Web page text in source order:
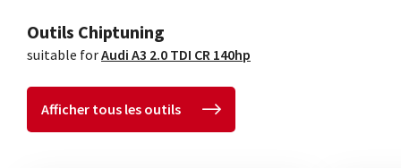
Outils Chiptuning
suitable forAudi A3 2.0 TDI CR 140hp
Afficher tous les outils